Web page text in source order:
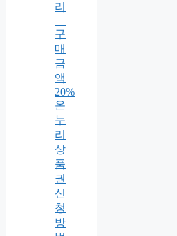
리
—
구
매
금
액
20%
온
누
리
상
품
권
신
청
방